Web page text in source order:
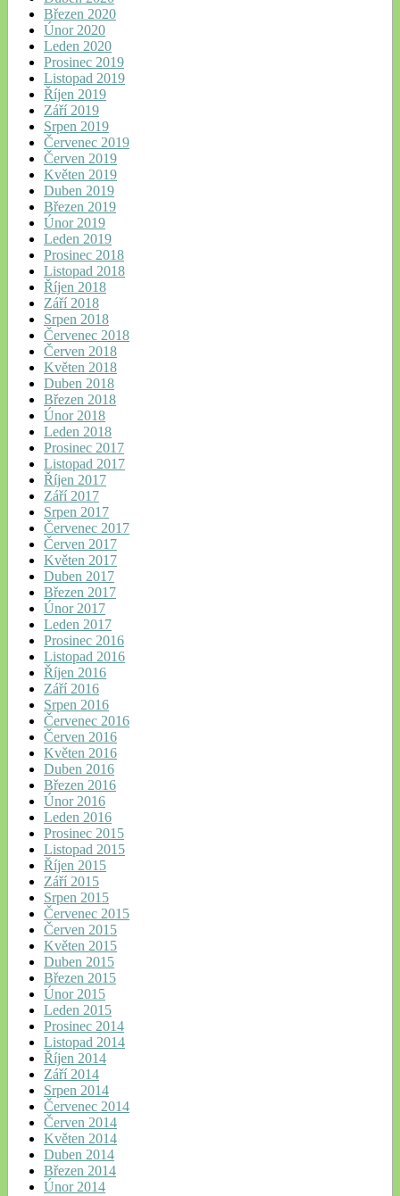
Březen 2020
Únor 2020
Leden 2020
Prosinec 2019
Listopad 2019
Říjen 2019
Září 2019
Srpen 2019
Červenec 2019
Červen 2019
Květen 2019
Duben 2019
Březen 2019
Únor 2019
Leden 2019
Prosinec 2018
Listopad 2018
Říjen 2018
Září 2018
Srpen 2018
Červenec 2018
Červen 2018
Květen 2018
Duben 2018
Březen 2018
Únor 2018
Leden 2018
Prosinec 2017
Listopad 2017
Říjen 2017
Září 2017
Srpen 2017
Červenec 2017
Červen 2017
Květen 2017
Duben 2017
Březen 2017
Únor 2017
Leden 2017
Prosinec 2016
Listopad 2016
Říjen 2016
Září 2016
Srpen 2016
Červenec 2016
Červen 2016
Květen 2016
Duben 2016
Březen 2016
Únor 2016
Leden 2016
Prosinec 2015
Listopad 2015
Říjen 2015
Září 2015
Srpen 2015
Červenec 2015
Červen 2015
Květen 2015
Duben 2015
Březen 2015
Únor 2015
Leden 2015
Prosinec 2014
Listopad 2014
Říjen 2014
Září 2014
Srpen 2014
Červenec 2014
Červen 2014
Květen 2014
Duben 2014
Březen 2014
Únor 2014